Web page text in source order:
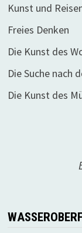
Kunst und
Freies Denken
Die Kunst des
Die Suche nach
Die Kunst des